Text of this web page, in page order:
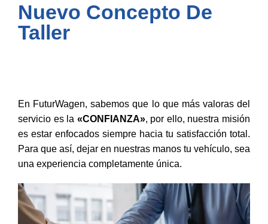
Nuevo Concepto De
Taller
En FuturWagen, sabemos que lo que más valoras del
servicio es la «CONFIANZA», por ello, nuestra misión
es estar enfocados siempre hacia tu satisfacción total.
Para que así, dejar en nuestras manos tu vehículo, sea
una experiencia completamente única.